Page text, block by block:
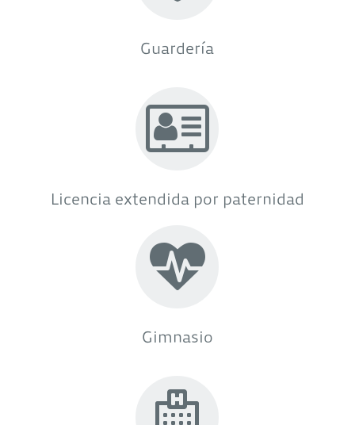
Guardería
Licencia extendida por paternidad
Gimnasio